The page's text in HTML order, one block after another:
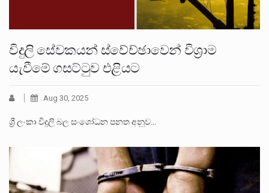
විදුලි සේවකයන් ස්වේච්ඡාවෙන් විශ්‍රාම
යැවීමේ ගසට්ටුව එළියට
Aug 30, 2025
ශ්‍රී ලංකා විදුලි බල සං‍ශෝධන පනත අනුව…